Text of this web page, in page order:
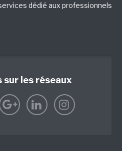
dédié aux professionnels
sur les réseaux